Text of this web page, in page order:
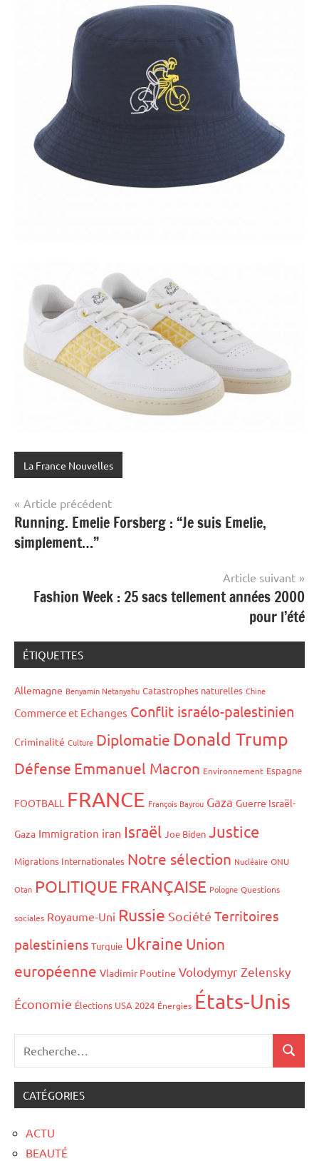
La France Nouvelles
Navigation
de
l’article
Article précédent
Running. Emelie Forsberg : “Je suis Emelie,
simplement…”
Article suivant
Fashion Week : 25 sacs tellement années 2000
pour l’été
ÉTIQUETTES
Allemagne Benyamin Netanyahu Catastrophes naturelles Chine
Commerce et Echanges Conflit israélo-palestinien
Criminalité Culture Diplomatie Donald Trump
Défense Emmanuel Macron Environnement Espagne
FOOTBALL FRANCE François Bayrou Gaza Guerre Israël-
Gaza Immigration iran Israël Joe Biden Justice
Migrations Internationales Notre sélection Nucléaire ONU
Otan POLITIQUE FRANÇAISE Pologne Questions
sociales Royaume-Uni Russie Société Territoires
palestiniens Turquie Ukraine Union
européenne Vladimir Poutine Volodymyr Zelensky
Économie Élections USA 2024 Énergies États-Unis
CATÉGORIES
ACTU
BEAUTÉ